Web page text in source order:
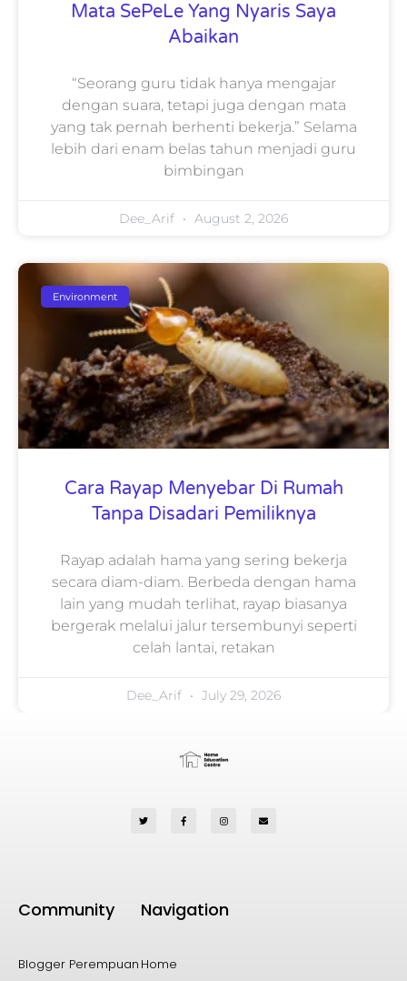
Mata SePeLe Yang Nyaris Saya
Abaikan
“Seorang guru tidak hanya mengajar
dengan suara, tetapi juga dengan mata
yang tak pernah berhenti bekerja.” Selama
lebih dari enam belas tahun menjadi guru
bimbingan
Dee_Arif August 2, 2026
Environment
Cara Rayap Menyebar Di Rumah
Tanpa Disadari Pemiliknya
Rayap adalah hama yang sering bekerja
secara diam-diam. Berbeda dengan hama
lain yang mudah terlihat, rayap biasanya
bergerak melalui jalur tersembunyi seperti
celah lantai, retakan
Dee_Arif July 29, 2026
Community
Blogger Perempuan
Navigation
Home